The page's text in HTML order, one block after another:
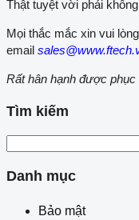
Thật tuyệt vời phải
Mọi thắc mắc xin vui lòng
email
Rất hân hạnh được
Tìm kiếm
Danh mục
Bảo mật